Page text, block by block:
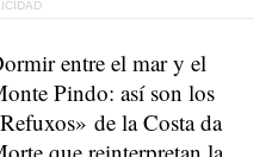
entre el mar y el
Pindo: así son los
de la Costa da